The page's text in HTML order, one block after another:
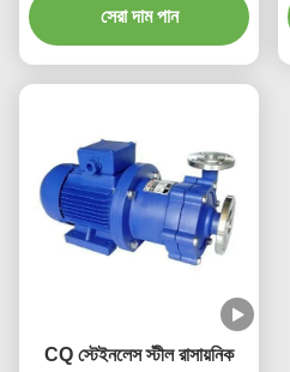
সেরা দাম পান
CQ স্টেইনলেস স্টীল রাসায়নিক